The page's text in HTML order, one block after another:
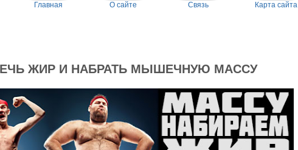
Главная О сайте Связь Карта сайта
ЖИР И НАБРАТЬ МЫШЕЧНУЮ МАССУ